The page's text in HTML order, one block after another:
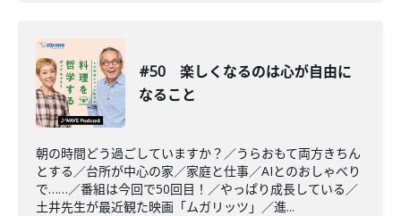
#50 楽しくなるのは心が自由に
なること
朝の時間どう過ごしていますか？／うらおもて両方きちん
とする／台所が中心の家／家庭と仕事／AIとのおしゃべり
で……／番組は今回で50回目！／やっぱり成長している／
土井先生が最近観た映画「ムガリッツ」／進...